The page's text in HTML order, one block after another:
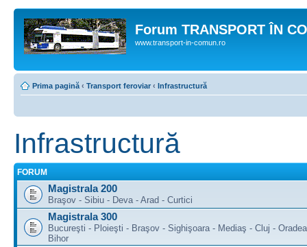
Forum TRANSPORT ÎN
www.transport-in-comun.ro
Prima pagină ‹ Transport feroviar ‹ Infrastructură
Infrastructură
FORUM
Magistrala 200
Braşov - Sibiu - Deva - Arad - Curtici
Magistrala 300
Bucureşti - Ploieşti - Braşov - Sighişoara - Mediaş - Cluj -
Bihor